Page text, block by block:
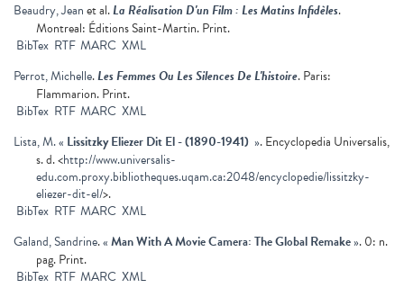
Beaudry, Jeanet al.La Réalisation D'un Film : Les Matins Infidèles.
Montreal: Éditions Saint-Martin. Print.
BibTex RTF MARC XML
Perrot, Michelle.Les Femmes Ou Les Silences De L'histoire. Paris:
Flammarion. Print.
BibTex RTF MARC XML
Lista, M.« Lissitzky Eliezer Dit El - (1890-1941) ». Encyclopedia Universalis,
s. d. <http://www.universalis-
edu.com.proxy.bibliotheques.uqam.ca:2048/encyclopedie/lissitzky-
eliezer-dit-el/>.
BibTex RTF MARC XML
Galand, Sandrine.«Man With A Movie Camera: The Global Remake». 0: n.
pag. Print.
BibTex RTF MARC XML